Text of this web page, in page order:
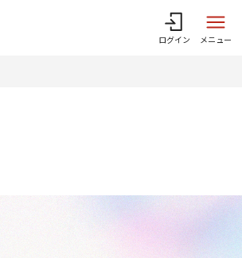
ログイン メニュー